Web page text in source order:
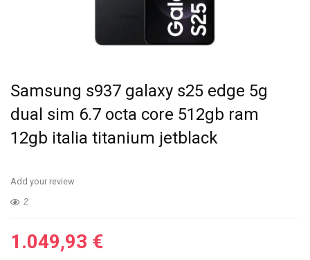
Samsung s937 galaxy s25 edge 5g
dual sim 6.7 octa core 512gb ram
12gb italia titanium jetblack
Add your review
2
1.049,93 €